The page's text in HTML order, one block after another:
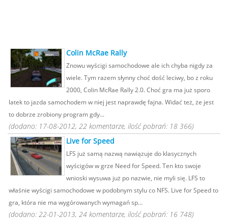
Colin McRae Rally
Znowu wyścigi samochodowe ale ich chyba nigdy za
wiele. Tym razem słynny choć dość leciwy, bo z roku
2000, Colin McRae Rally 2.0. Choć gra ma już sporo
latek to jazda samochodem w niej jest naprawdę fajna. Widać też, że jest
to dobrze zrobiony program gdy...
(dodano: 17-08-2012, 22 komentarze, ilość pobrań: 18 366)
Live for Speed
LFS już samą nazwą nawiązuje do klasycznych
wyścigów w grze Need for Speed. Ten kto swoje
wnioski wysuwa już po nazwie, nie myli się. LFS to
właśnie wyścigi samochodowe w podobnym stylu co NFS. Live for Speed to
gra, która nie ma wygórowanych wymagań sp...
(dodano: 22-01-2013, 24 komentarze, ilość pobrań: 16 748)